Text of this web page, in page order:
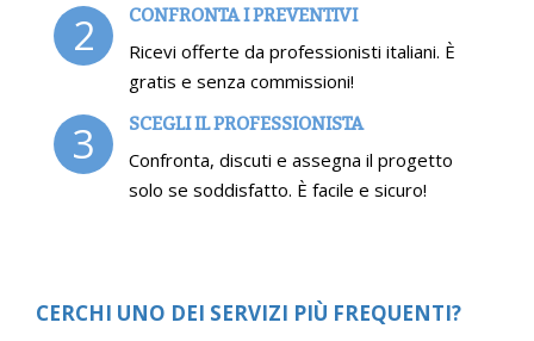
2 CONFRONTA I PREVENTIVI
Ricevi offerte da professionisti italiani. È
gratis e senza commissioni!
3 SCEGLI IL PROFESSIONISTA
Confronta, discuti e assegna il progetto
solo se soddisfatto. È facile e sicuro!
CERCHI UNO DEI SERVIZI PIÙ FREQUENTI?